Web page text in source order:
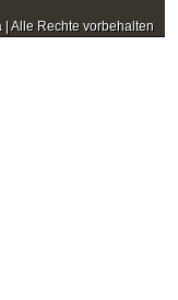
Alle Rechte vorbehalten